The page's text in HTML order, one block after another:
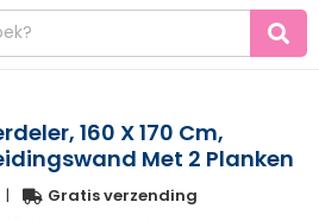
160 X 170 Cm,
Met 2 Planken
| Gratis verzending